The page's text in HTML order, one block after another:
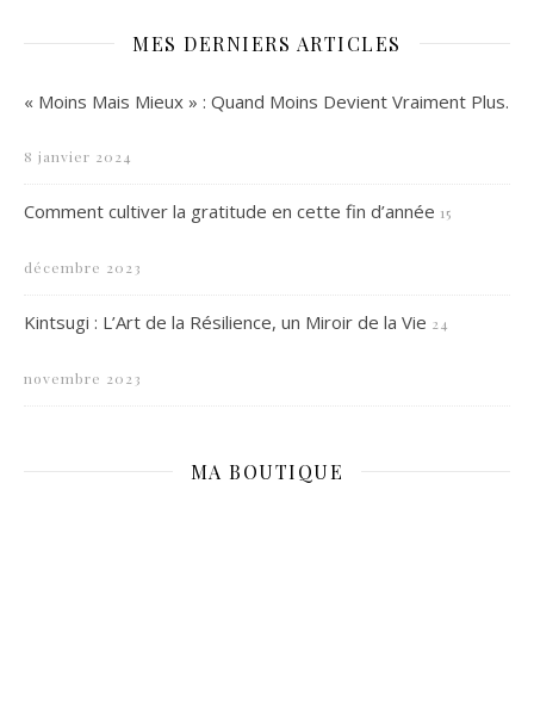
MES DERNIERS ARTICLES
« Moins Mais Mieux » : Quand Moins Devient Vraiment Plus.
8 janvier 2024
Comment cultiver la gratitude en cette fin d’année 15
décembre 2023
Kintsugi : L’Art de la Résilience, un Miroir de la Vie 24
novembre 2023
MA BOUTIQUE